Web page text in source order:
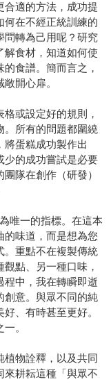
合適的方法，成功提
何在不經正統訓練的
問轉為己用呢？研究
解食材，知道如何使
食譜。簡而言之，
開心扉。
或設定好的規則，
。所有的問題都圍繞
將蛋糕成功製作出
少的成功嘗試是必要
隊在創作（研發）
唯一的指標。在這本
的味道，而是想為您
。重點不在複製傳統
點、另一種口味，
程中，我在轉瞬即逝
創意。與眾不同的純
、有時甚至更好。
。
植物詮釋，以及共同
來耕耘這種「與眾不